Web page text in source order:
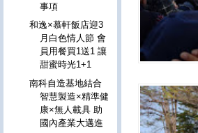
事項
和逸×慕軒飯店迎3
月白色情人節 會
員用餐買1送1 讓
甜蜜時光1+1
南科自造基地結合
智慧製造×精準健
康×無人載具 助
國內產業大邁進